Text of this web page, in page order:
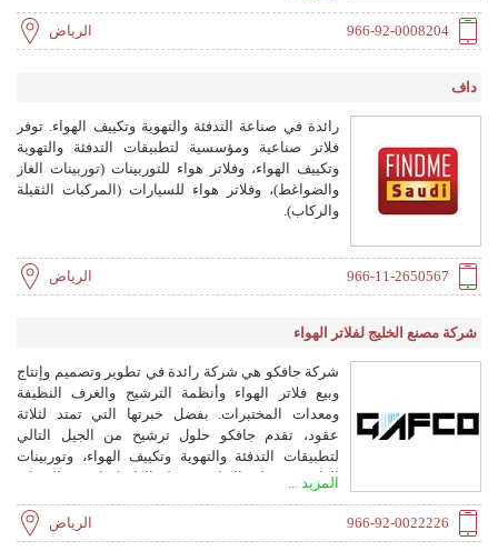
للمشاريع الكبرى. نحن حاصلون على علامة الجودة
السعودية (SASO)، وشهادة الآيزو 9001:2015، وشهادة
966-92-0008204 الرياض
داف
رائدة في صناعة التدفئة والتهوية وتكييف الهواء. توفر
فلاتر صناعية ومؤسسية لتطبيقات التدفئة والتهوية
وتكييف الهواء، وفلاتر هواء للتوربينات (توربينات الغاز
والضواغط)، وفلاتر هواء للسيارات (المركبات الثقيلة
والركاب).
966-11-2650567 الرياض
شركة مصنع الخليج لفلاتر الهواء
شركة جافكو هي شركة رائدة في تطوير وتصميم وإنتاج
وبيع فلاتر الهواء وأنظمة الترشيح والغرف النظيفة
ومعدات المختبرات. بفضل خبرتها التي تمتد لثلاثة
عقود، تقدم جافكو حلول ترشيح من الجيل التالي
لتطبيقات التدفئة والتهوية وتكييف الهواء، وتوربينات
الغاز، ومجمعات الغبار، ومرحلة الغاز. كما تقوم الشركة
المتطورة، بما يضمن الامتثال للمعايير الدولية في أكثر
من 30 دولة. جافكو حاصلة على شهادات ISO 9001 و
المزيد ...
966-92-0022226 الرياض